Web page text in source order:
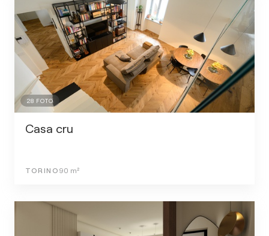
28 FOTO
Casa cru
TORINO 90 m²